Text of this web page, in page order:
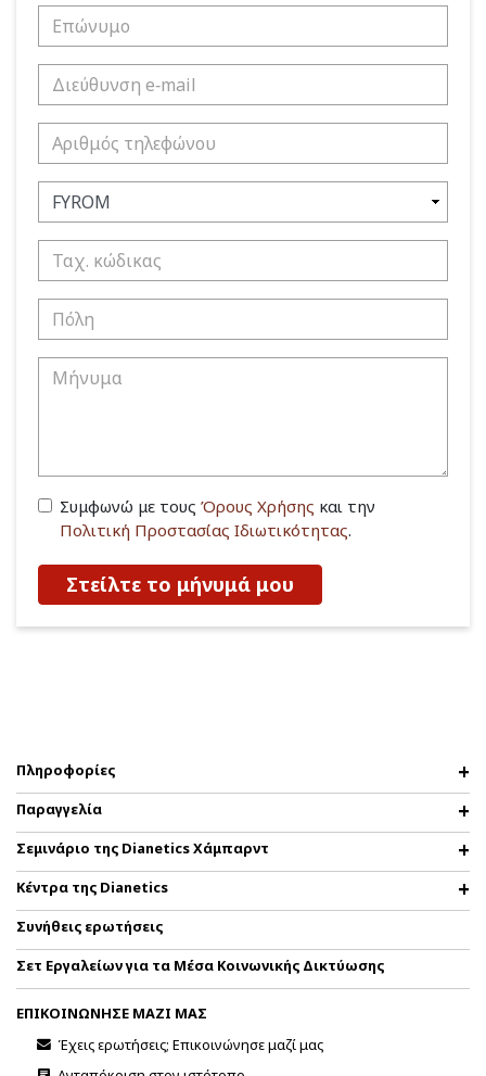
Συμφωνώ με τους Όρους Χρήσης και την
Πολιτική Προστασίας Ιδιωτικότητας.
Στείλτε το μήνυμά μου
Πληροφορίες
Παραγγελία
Σεμινάριο της Dianetics Χάμπαρντ
Κέντρα της Dianetics
Συνήθεις ερωτήσεις
Σετ Εργαλείων για τα Μέσα Κοινωνικής Δικτύωσης
ΕΠΙΚΟΙΝΩΝΗΣΕ ΜΑΖΙ ΜΑΣ
Έχεις ερωτήσεις; Επικοινώνησε μαζί μας